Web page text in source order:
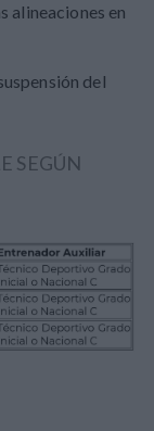
alineaciones en
del
SEGÚN